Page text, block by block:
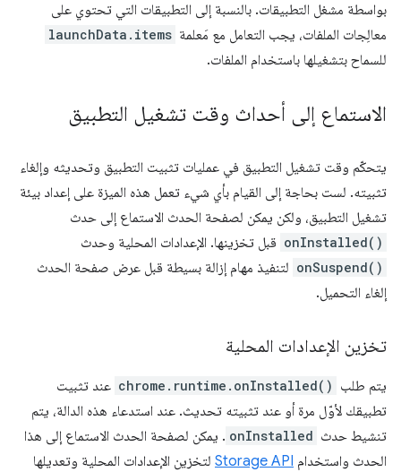
بواسطة مشغل التطبيقات. بالنسبة إلى التطبيقات التي تحتوي على
معالِجات الملفات، يجب التعامل مع مَعلمة launchData.items
للسماح بتشغيلها باستخدام الملفات.
الاستماع إلى أحداث وقت تشغيل التطبيق
يتحكّم وقت تشغيل التطبيق في عمليات تثبيت التطبيق وتحديثه وإلغاء
تثبيته. لست بحاجة إلى القيام بأي شيء تعمل هذه الميزة على إعداد بيئة
تشغيل التطبيق، ولكن يمكن لصفحة الحدث الاستماع إلى حدث
onInstalled() قبل تخزينها. الإعدادات المحلية وحدث
onSuspend() لتنفيذ مهام إزالة بسيطة قبل عرض صفحة الحدث
إلغاء التحميل.
تخزين الإعدادات المحلية
يتم طلب chrome.runtime.onInstalled() عند تثبيت
تطبيقك لأوّل مرة أو عند تثبيته تحديث. عند استدعاء هذه الدالة، يتم
تنشيط حدث onInstalled . يمكن لصفحة الحدث الاستماع إلى هذا
الحدث واستخدام Storage API لتخزين الإعدادات المحلية وتعديلها